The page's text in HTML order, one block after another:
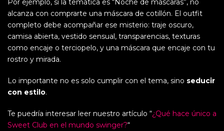
Por ejemplo, si la temática es “Noche de máscaras”, no
alcanza con comprarte una máscara de cotillón. El outfit
completo debe acompañar ese misterio: traje oscuro,
camisa abierta, vestido sensual, transparencias, texturas
como encaje o terciopelo, y una máscara que encaje con tu
rostro y mirada.
Lo importante no es solo cumplir con el tema, sino seducir
con estilo.
Te puedría interesar leer nuestro artículo “¿Qué hace único a
Sweet Club en el mundo swinger?“